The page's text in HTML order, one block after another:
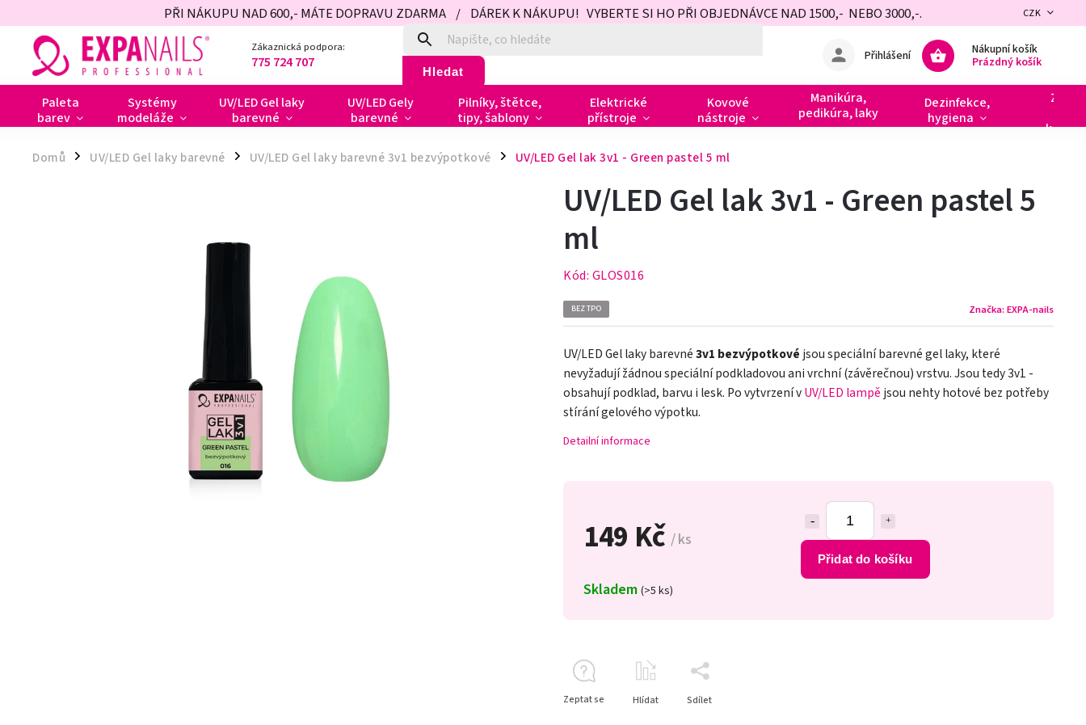
PŘI NÁKUPU NAD 600,- MÁTE DOPRAVU ZDARMA / DÁREK K NÁKUPU! VYBERTE SI HO PŘI OBJEDNÁVCE NAD 1500,- NEBO 3000,-. CZK
Zákaznická podpora:
775 724 707 Hledat
Nákupní košík
Prázdný košík
Přihlášení
Paleta
barev
Systémy
modeláže
UV/LED Gel laky
barevné
UV/LED Gely
barevné
Pilníky, štětce,
tipy, šablony
Elektrické
přístroje
Kovové
nástroje
Manikúra,
pedikúra, laky
Dezinfekce,
hygiena
Domů / UV/LED Gel laky barevné / UV/LED Gel laky barevné 3v1 bezvýpotkové / UV/LED Gel lak 3v1 - Green pastel 5 ml
149 Kč / ks
Přidat do košíku
Skladem (>5 ks)
UV/LED Gel lak 3v1 - Green pastel 5
ml
Kód: GLOS016
BEZ TPO Značka: EXPA-nails
UV/LED Gel laky barevné3v1 bezvýpotkové jsou speciální barevné gel laky, které
nevyžadují žádnou speciální podkladovou ani vrchní (závěrečnou) vrstvu. Jsou tedy 3v1 -
obsahují podklad, barvu i lesk. Po vytvrzení vUV/LED lampě jsou nehty hotové bez potřeby
stírání gelového výpotku.
Detailní informace
Zeptat se Hlídat Sdílet